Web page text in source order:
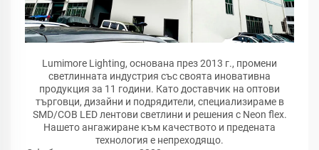
Lumimore Lighting, основана през 2013 г., промени
светлинната индустрия със своята иновативна
продукция за 11 години. Като доставчик на оптови
търговци, дизайни и подрядители, специализираме в
SMD/COB LED лентови светлини и решения с Neon flex.
Нашето ангажиране към качеството и предената
технология е непреходящо.